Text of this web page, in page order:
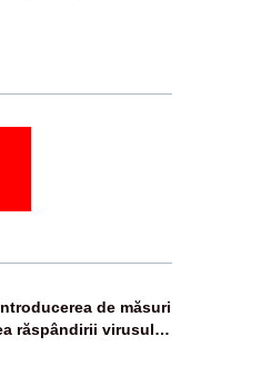
de măsuri
răspândirii virusului